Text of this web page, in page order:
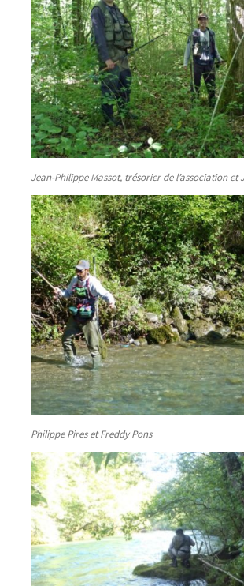
Jean-Philippe Massot, trésorier de l’association et
Philippe Pires et Freddy Pons